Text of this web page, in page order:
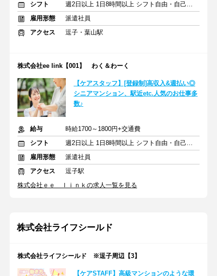
シフト
週2日以上 1日8時間以上 シフト自由・自己申告
雇用形態
派遣社員
アクセス
逗子・葉山駅
株式会社ee link【001】 わく＆わーく
【ケアスタッフ】[登録制]高収入&週払い◎
シニアマンション、駅近etc.人気のお仕事多
数♪
給与
時給1700～1800円+交通費
シフト
週2日以上 1日8時間以上 シフト自由・自己申告
雇用形態
派遣社員
アクセス
逗子駅
株式会社ｅｅ ｌｉｎｋの求人一覧を見る
株式会社ライフシールド
株式会社ライフシールド ※逗子周辺【3】
【ケアSTAFF】高級マンションのような環